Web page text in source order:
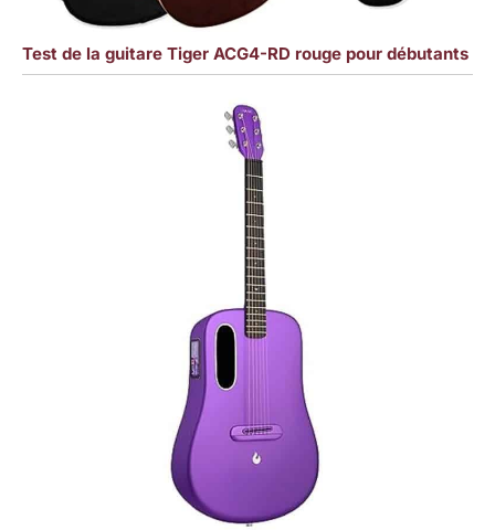
Test de la guitare Tiger ACG4-RD rouge pour débutants